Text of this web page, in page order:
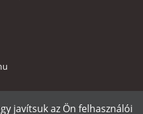
javítsuk az Ön felhasználói